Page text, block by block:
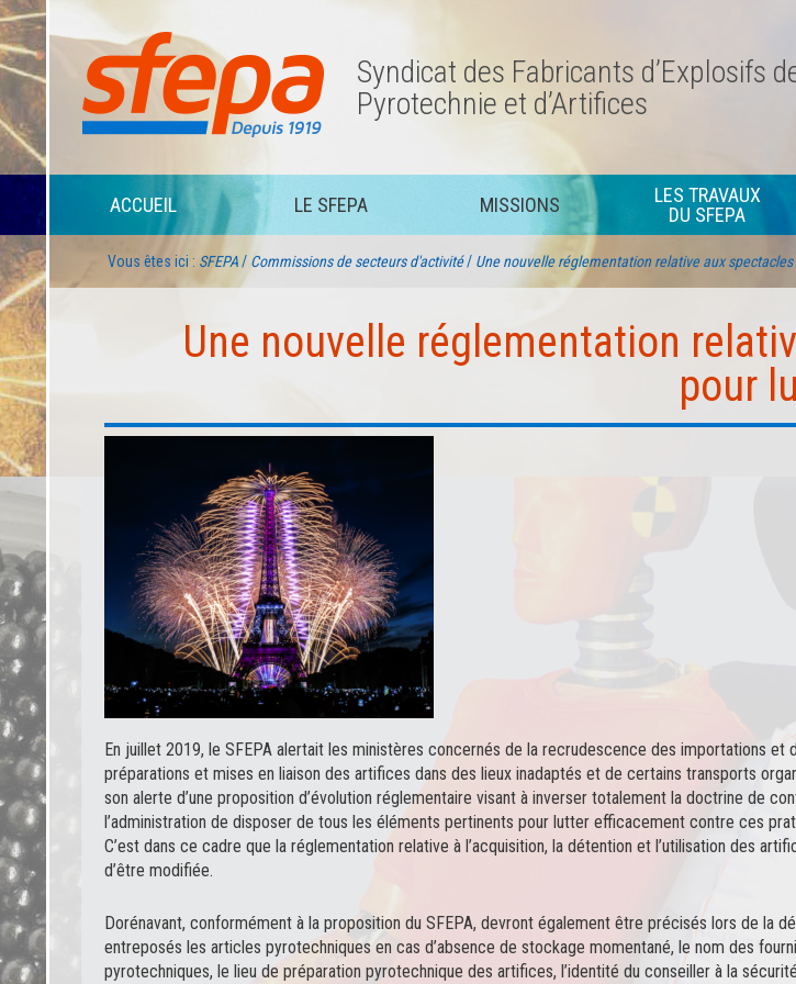
Skip
to
navigation
Skip
to
content
SFEPA
Syndicat des Fabricants d’Explosifs
Pyrotechnie et d’Artifices
ACCUEIL LE SFEPA
Qu’est ce que le SFEPA ?
Statuts
Membres
MISSIONS
LES TRAVAUX
DU SFEPA
Commissions de
Commissions
Autres travaux du SFEPA
Vous êtes ici : SFEPA/ Commissions de secteurs d'activité/ Une nouvelle réglementation relative aux
Une nouvelle réglementation
pour
En juillet 2019, le SFEPA alertait les ministères concernés de la recrudescence des importations
préparations et mises en liaison des artifices dans des lieux inadaptés et de certains transports
son alerte d’une proposition d’évolution réglementaire visant à inverser totalement la doctrine de
l’administration de disposer de tous les éléments pertinents pour lutter efficacement contre ces
C’est dans ce cadre que la réglementation relative à l’acquisition, la détention et l’utilisation des
d’être modifiée.
Dorénavant, conformément à la proposition du SFEPA, devront également être précisés lors de la
entreposés les articles pyrotechniques en cas d’absence de stockage momentané, le nom des
pyrotechniques, le lieu de préparation pyrotechnique des artifices, l’identité du conseiller à la